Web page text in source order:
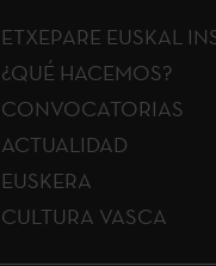
ETXEPARE EUSKAL
¿QUÉ HACEMOS?
CONVOCATORIAS
ACTUALIDAD
EUSKERA
CULTURA VASCA